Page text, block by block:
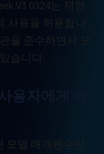
V3 0324는 제한
사용을 허용합니
을 준수하면서 모
습니다.
자에게 어
모델 매개변수만